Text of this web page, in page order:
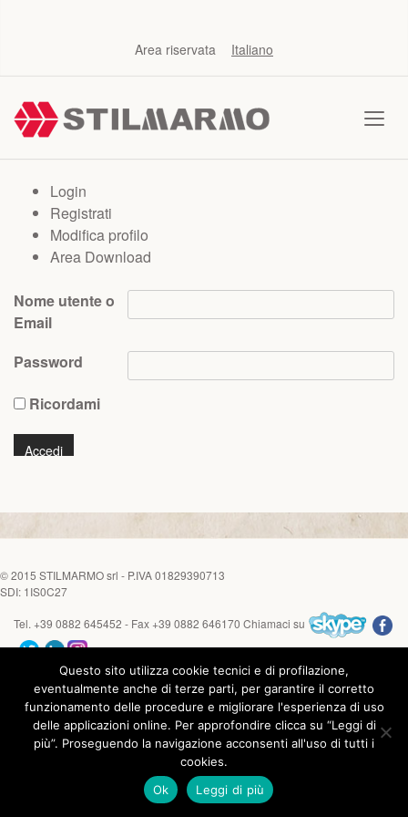
Area riservata Italiano
Login
Registrati
Modifica profilo
‎Area Download
Nome utente o
Email
Password
Ricordami
© 2015 STILMARMO srl - P.IVA 01829390713
SDI: 1IS0C27
Tel. +39 0882 645452 - Fax +39 0882 646170 Chiamaci su
COOKIE|PRIVACY | Powered byAsernet
Questo sito utilizza cookie tecnici e di profilazione,
eventualmente anche di terze parti, per garantire il corretto
funzionamento delle procedure e migliorare l'esperienza di uso
delle applicazioni online. Per approfondire clicca su “Leggi di
più”. Proseguendo la navigazione acconsenti all'uso di tutti i
cookies.
Ok
Leggi di più